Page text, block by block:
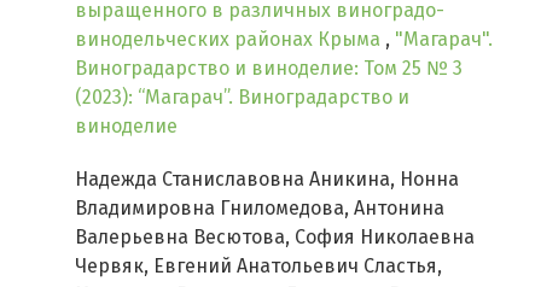
выращенного в различных виноградо-
винодельческих районах Крыма , "Магарач".
Виноградарство и виноделие: Том 25 № 3
(2023): “Магарач”. Виноградарство и
виноделие
Надежда Станиславовна Аникина, Нонна
Владимировна Гниломедова, Антонина
Валерьевна Весютова, София Николаевна
Червяк, Евгений Анатольевич Сластья,